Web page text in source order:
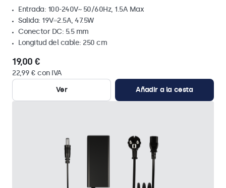
Entrada: 100-240V~ 50/60Hz, 1.5A Max
Salida: 19V⎓2.5A, 47.5W
Conector DC: 5.5 mm
Longitud del cable: 250 cm
19,00 €
22,99 € con IVA
Ver
Añadir a la cesta